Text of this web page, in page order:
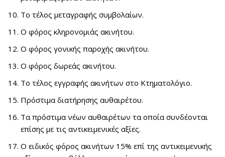
Το τέλος μεταγραφής συμβολαίων.
Ο φόρος κληρονομιάς ακινήτου.
Ο φόρος γονικής παροχής ακινήτου.
Ο φόρος δωρεάς ακινήτου.
Το τέλος εγγραφής ακινήτων στο Κτηματολόγιο.
Πρόστιμα διατήρησης αυθαιρέτου.
Τα πρόστιμα νέων αυθαιρέτων τα οποία συνδέονται
επίσης με τις αντικειμενικές αξίες.
Ο ειδικός φόρος ακινήτων 15% επί της αντικειμενικής